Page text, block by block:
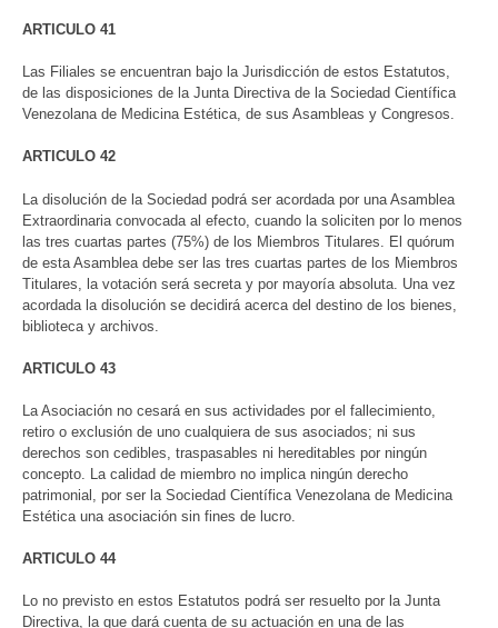
ARTICULO 41
Las Filiales se encuentran bajo la Jurisdicción de estos Estatutos,
de las disposiciones de la Junta Directiva de la Sociedad Científica
Venezolana de Medicina Estética, de sus Asambleas y Congresos.
ARTICULO 42
La disolución de la Sociedad podrá ser acordada por una Asamblea
Extraordinaria convocada al efecto, cuando la soliciten por lo menos
las tres cuartas partes (75%) de los Miembros Titulares. El quórum
de esta Asamblea debe ser las tres cuartas partes de los Miembros
Titulares, la votación será secreta y por mayoría absoluta. Una vez
acordada la disolución se decidirá acerca del destino de los bienes,
biblioteca y archivos.
ARTICULO 43
La Asociación no cesará en sus actividades por el fallecimiento,
retiro o exclusión de uno cualquiera de sus asociados; ni sus
derechos son cedibles, traspasables ni hereditables por ningún
concepto. La calidad de miembro no implica ningún derecho
patrimonial, por ser la Sociedad Científica Venezolana de Medicina
Estética una asociación sin fines de lucro.
ARTICULO 44
Lo no previsto en estos Estatutos podrá ser resuelto por la Junta
Directiva, la que dará cuenta de su actuación en una de las